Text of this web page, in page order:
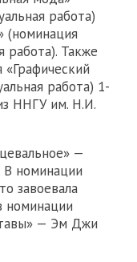
работа)
(номинация
работа). Также
работа) 1-
ННГУ им. Н.И.
—
номинации
завоевала
номинации
— Эм Джи